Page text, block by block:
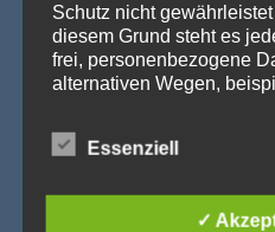
Schutz nicht
diesem Grund steht es
frei, personenbezogene
alternativen Wegen,
Begriffsbestimmungen
Die Datenschutzerklärung
durch den Europäischen
Essenziell
✓